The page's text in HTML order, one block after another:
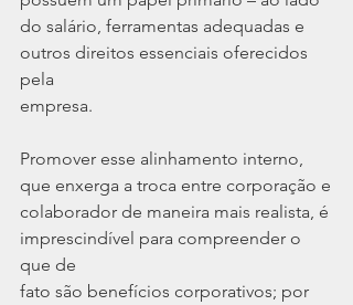
do salário, ferramentas adequadas e
outros direitos essenciais oferecidos
pela
empresa.
Promover esse alinhamento interno,
que enxerga a troca entre corporação e
colaborador de maneira mais realista, é
imprescindível para compreender o
que de
fato são benefícios corporativos; por